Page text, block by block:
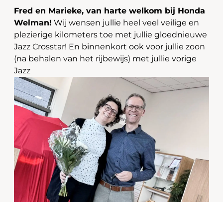
Fred en Marieke, van harte welkom bij Honda
Welman! Wij wensen jullie heel veel veilige en
plezierige kilometers toe met jullie gloednieuwe
Jazz Crosstar! En binnenkort ook voor jullie zoon
(na behalen van het rijbewijs) met jullie vorige
Jazz